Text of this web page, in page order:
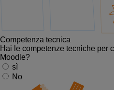
Competenza tecnica
Hai le competenze tecniche per
Moodle?
sì
No